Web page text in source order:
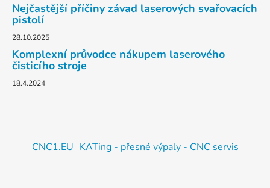
Nejčastější příčiny závad laserových svařovacích
pistolí
28.10.2025
Komplexní průvodce nákupem laserového
čisticího stroje
18.4.2024
CNC1.EU KATing - přesné výpaly - CNC servis